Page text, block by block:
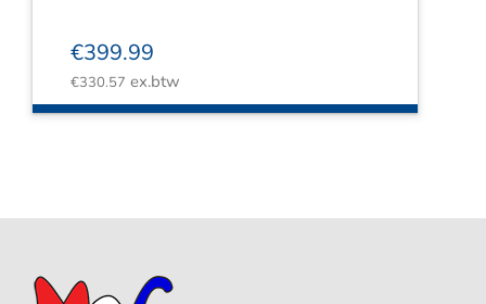
€399.99
€330.57 ex.btw